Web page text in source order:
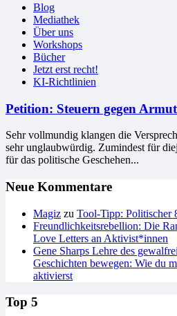
Blog
Mediathek
Über uns
Workshops
Bücher
Jetzt erst recht!
KI-Richtlinien
Petition: Steuern gegen
Sehr vollmundig klangen die
sehr unglaubwürdig. Zumindest für
für das politische Geschehen...
Neue Kommentare
Magiz zu Tool-Tipp: Politischer
Freundlichkeitsrebellion: Die
Love Letters an Aktivist*innen
Gene Sharps Lehre des
Geschichten bewegen: Wie du
aktivierst
Top 5